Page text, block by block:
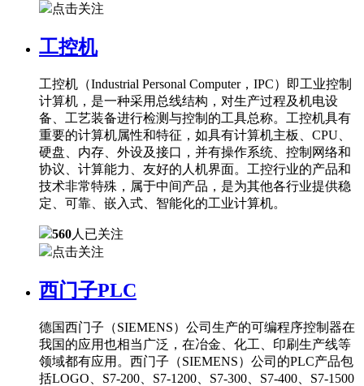
点击关注
工控机
工控机（Industrial Personal Computer，IPC）即工业控制
计算机，是一种采用总线结构，对生产过程及机电设
备、工艺装备进行检测与控制的工具总称。工控机具有
重要的计算机属性和特征，如具有计算机主板、CPU、
硬盘、内存、外设及接口，并有操作系统、控制网络和
协议、计算能力、友好的人机界面。工控行业的产品和
技术非常特殊，属于中间产品，是为其他各行业提供稳
定、可靠、嵌入式、智能化的工业计算机。
560人已关注
点击关注
西门子PLC
德国西门子（SIEMENS）公司生产的可编程序控制器在
我国的应用也相当广泛，在冶金、化工、印刷生产线等
领域都有应用。西门子（SIEMENS）公司的PLC产品包
括LOGO、S7-200、S7-1200、S7-300、S7-400、S7-1500